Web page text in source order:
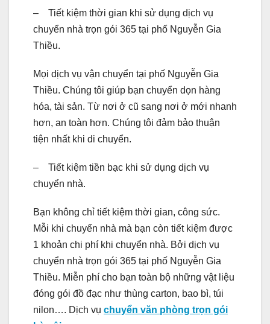
– Tiết kiệm thời gian khi sử dụng dịch vụ
chuyển nhà trọn gói 365 tại phố Nguyễn Gia
Thiều.
Mọi dịch vụ vận chuyển tại phố Nguyễn Gia
Thiều. Chúng tôi giúp bạn chuyển dọn hàng
hóa, tài sản. Từ nơi ở cũ sang nơi ở mới nhanh
hơn, an toàn hơn. Chúng tôi đảm bảo thuận
tiện nhất khi di chuyển.
– Tiết kiệm tiền bạc khi sử dụng dịch vụ
chuyển nhà.
Bạn không chỉ tiết kiệm thời gian, công sức.
Mỗi khi chuyển nhà mà bạn còn tiết kiệm được
1 khoản chi phí khi chuyển nhà. Bởi dịch vụ
chuyển nhà trọn gói 365 tại phố Nguyễn Gia
Thiều. Miễn phí cho bạn toàn bộ những vật liệu
đóng gói đồ đạc như thùng carton, bao bì, túi
nilon…. Dịch vụ chuyển văn phòng trọn gói